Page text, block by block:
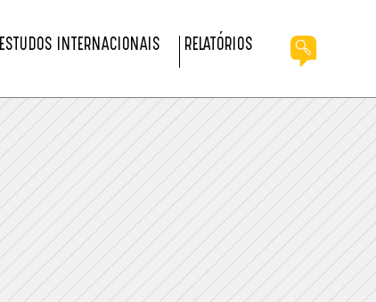
ESTUDOS INTERNACIONAIS RELATÓRIOS